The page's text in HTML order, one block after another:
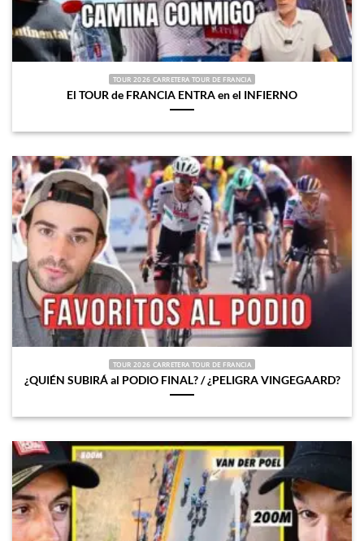
TOUR 2026 CARRETERA TOUR DE FRANCIA
El TOUR de FRANCIA ENTRA en el INFIERNO
TOUR 2026 CARRETERA TOUR DE FRANCIA
¿QUIÉN SUBIRÁ al PODIO FINAL? / ¿PELIGRA VINGEGAARD?